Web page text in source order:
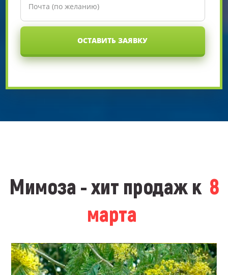
ОСТАВИТЬ ЗАЯВКУ
Мимоза - хит продаж к 8
марта